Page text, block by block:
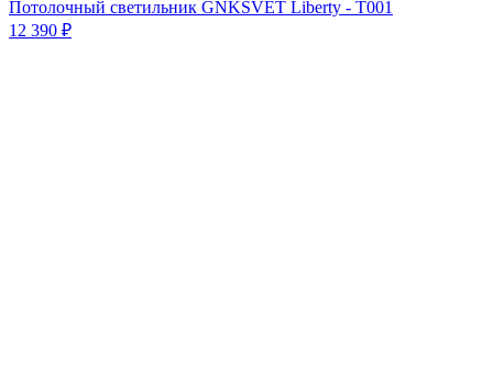
Потолочный светильник GNKSVET Liberty - T001
12 390 ₽